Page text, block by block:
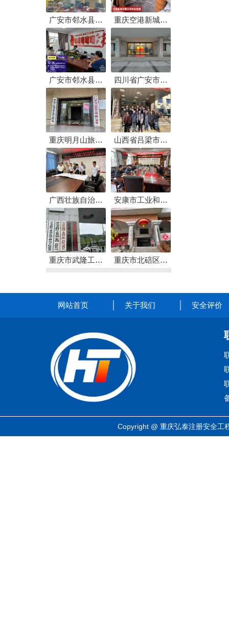
支持
广安市邻水县坛
同镇川煤集团(李
子垭 ）南二井技
术支持
重庆空港新城开
发建设有限公司
镜湖清淤安全监
管服务
广安市邻水县观
音桥镇煤矿下井
核查
四川省广安市应
急管理局安全技
术支撑服务
重庆明月山旅游
发展（集团）有
限公司安全技术
支撑服务
山西省吕梁市市
直管煤矿安全生
产检查评估技术
服务
广西壮族自治区
应急管理厅煤矿
解剖式体检安全
技术服务
安康市工业和信
息化局煤矿安全
检查技术服务
重庆市武隆工业
园区管理委员会
务
重庆市北碚区静
网站首页 关于我们 安全评价
Copyright @ 重庆弘泰注册安全